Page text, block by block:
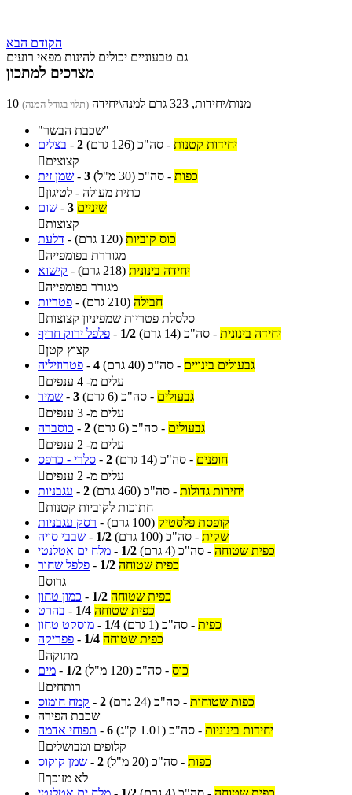
הקודם הבא
גם טבעוניים יכולים להינות מפאי רועים
מצרכים למתכון
10 מנות/יחידות, 323 גרם למנה\יחידה (תלוי בגודל המנה)
"שכבת הבשר"
בצלים - 2 יחידות קטנות - סה"כ (126 גרם)
קצוצים
שמן זית - 3 כפות - סה"כ (30 מ"ל)
כתית מעולה - לטיגון
שום - 3 שיניים
קצוצות
דלעת - כוס קוביות (120 גרם)
מגוררת בפומפייה
קישוא - יחידה בינונית (218 גרם)
מגורר בפומפייה
פטריות - חבילה (210 גרם)
סלסלת פטריות שמפיניון קצוצות
פלפל ירוק חריף - 1/2 יחידה בינונית - סה"כ (14 גרם)
קצוץ קטן
פטרוזיליה - 4 גבעולים בינויים - סה"כ (40 גרם)

עלים מ- 4 ענפים
שמיר - 3 גבעולים - סה"כ (6 גרם)

עלים מ- 3 ענפים
כוסברה - 2 גבעולים - סה"כ (6 גרם)

עלים מ- 2 ענפים
סלרי - כרפס - 2 חופנים - סה"כ (14 גרם)

עלים מ- 2 ענפים
עגבניות - 2 יחידות גדולות - סה"כ (460 גרם)
חתוכות לקוביות קטנות
רסק עגבניות - קופסת פלסטיק (100 גרם)
שבבי סויה - 1/2 שקית - סה"כ (100 גרם)
מלח ים אטלנטי - 1/2 כפית שטוחה - סה"כ (4 גרם)
פלפל שחור - 1/2 כפית שטוחה
גרוס
כמון טחון - 1/2 כפית שטוחה
בהרט - 1/4 כפית שטוחה
מוסקט טחון - 1/4 כפית - סה"כ (1 גרם)
פפריקה - 1/4 כפית שטוחה
מתוקה
מים - 1/2 כוס - סה"כ (120 מ"ל)
רותחים
קמח חומוס - 2 כפות שטוחות - סה"כ (24 גרם)
שכבת הפירה
תפוחי אדמה - 6 יחידות בינוניות - סה"כ (1.01 ק"ג)
קלופים ומבושלים
שמן קוקוס - 2 כפות - סה"כ (20 מ"ל)
לא מזוכך